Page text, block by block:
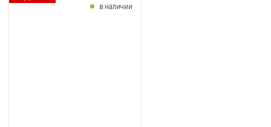
в наличии